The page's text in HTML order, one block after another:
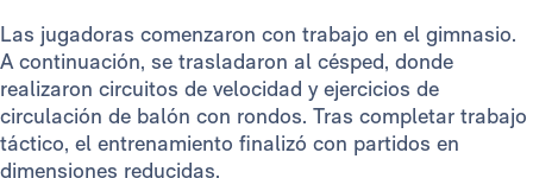
Las jugadoras comenzaron con trabajo en el gimnasio.
A continuación, se trasladaron al césped, donde
realizaron circuitos de velocidad y ejercicios de
circulación de balón con rondos. Tras completar trabajo
táctico, el entrenamiento finalizó con partidos en
dimensiones reducidas.